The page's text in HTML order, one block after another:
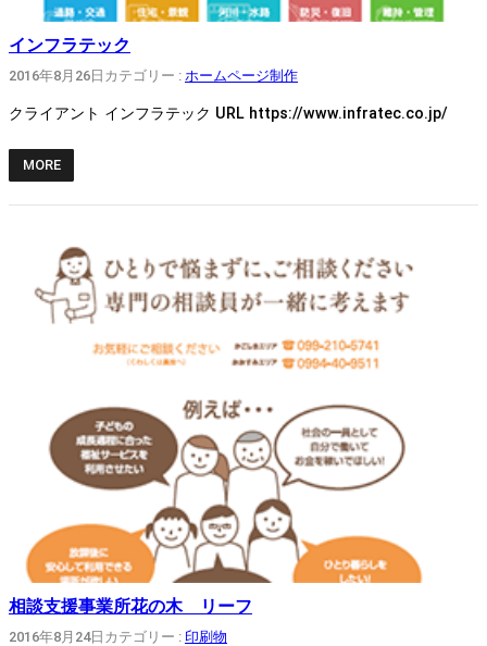
インフラテック
2016年8月26日 カテゴリー : ホームページ制作
クライアント インフラテック URL https://www.infratec.co.jp/
MORE
相談支援事業所花の木 リーフ
2016年8月24日 カテゴリー : 印刷物